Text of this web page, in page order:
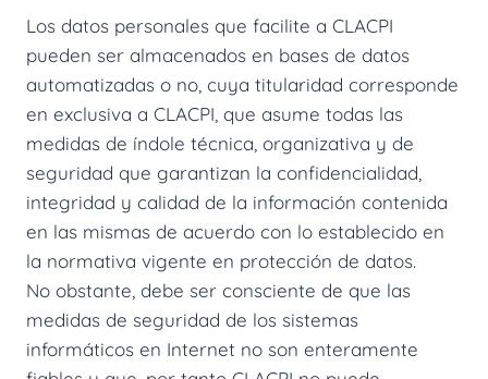
Los datos personales que facilite a CLACPI
pueden ser almacenados en bases de datos
automatizadas o no, cuya titularidad corresponde
en exclusiva a CLACPI, que asume todas las
medidas de índole técnica, organizativa y de
seguridad que garantizan la confidencialidad,
integridad y calidad de la información contenida
en las mismas de acuerdo con lo establecido en
la normativa vigente en protección de datos.
No obstante, debe ser consciente de que las
medidas de seguridad de los sistemas
informáticos en Internet no son enteramente